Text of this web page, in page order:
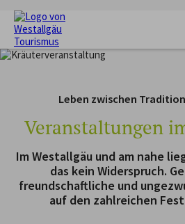
WANDERN
FERIENORTE
UNTERKÜNFTE
VERANSTALTUNGEN
SERVICE
Leben zwischen
Veranstaltungen
Im Westallgäu und am nahe
das kein Widerspruch.
freundschaftliche und
auf den zahlreichen